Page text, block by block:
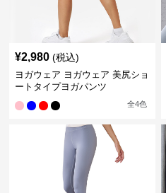
¥2,980 (税込)
ヨガウェア ヨガウェア 美尻ショ
ートタイプヨガパンツ
全4色